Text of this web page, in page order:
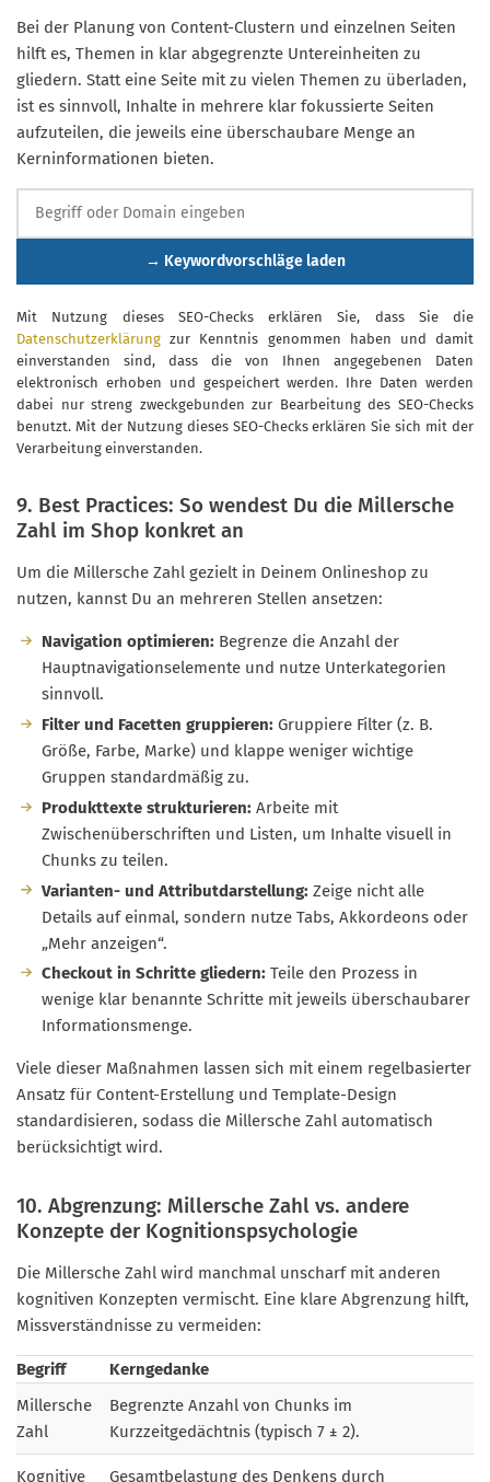
Bei der Planung von Content-Clustern und einzelnen Seiten
hilft es, Themen in klar abgegrenzte Untereinheiten zu
gliedern. Statt eine Seite mit zu vielen Themen zu überladen,
ist es sinnvoll, Inhalte in mehrere klar fokussierte Seiten
aufzuteilen, die jeweils eine überschaubare Menge an
Kerninformationen bieten.
→ Keywordvorschläge laden
Mit Nutzung dieses SEO-Checks erklären Sie, dass Sie die
Datenschutzerklärung zur Kenntnis genommen haben und damit
einverstanden sind, dass die von Ihnen angegebenen Daten
elektronisch erhoben und gespeichert werden. Ihre Daten werden
dabei nur streng zweckgebunden zur Bearbeitung des SEO-Checks
benutzt. Mit der Nutzung dieses SEO-Checks erklären Sie sich mit der
Verarbeitung einverstanden.
9. Best Practices: So wendest Du die Millersche
Zahl im Shop konkret an
Um die Millersche Zahl gezielt in Deinem Onlineshop zu
nutzen, kannst Du an mehreren Stellen ansetzen:
Navigation optimieren: Begrenze die Anzahl der
Hauptnavigationselemente und nutze Unterkategorien
sinnvoll.
Filter und Facetten gruppieren: Gruppiere Filter (z. B.
Größe, Farbe, Marke) und klappe weniger wichtige
Gruppen standardmäßig zu.
Produkttexte strukturieren: Arbeite mit
Zwischenüberschriften und Listen, um Inhalte visuell in
Chunks zu teilen.
Varianten- und Attributdarstellung: Zeige nicht alle
Details auf einmal, sondern nutze Tabs, Akkordeons oder
„Mehr anzeigen“.
Checkout in Schritte gliedern: Teile den Prozess in
wenige klar benannte Schritte mit jeweils überschaubarer
Informationsmenge.
Viele dieser Maßnahmen lassen sich mit einem regelbasierter
Ansatz für Content-Erstellung und Template-Design
standardisieren, sodass die Millersche Zahl automatisch
berücksichtigt wird.
10. Abgrenzung: Millersche Zahl vs. andere
Konzepte der Kognitionspsychologie
Die Millersche Zahl wird manchmal unscharf mit anderen
kognitiven Konzepten vermischt. Eine klare Abgrenzung hilft,
Missverständnisse zu vermeiden:
Begriff
Kerngedanke
Millersche
Zahl
Begrenzte Anzahl von Chunks im
Kurzzeitgedächtnis (typisch 7 ± 2).
Kognitive Gesamtbelastung des Denkens durch